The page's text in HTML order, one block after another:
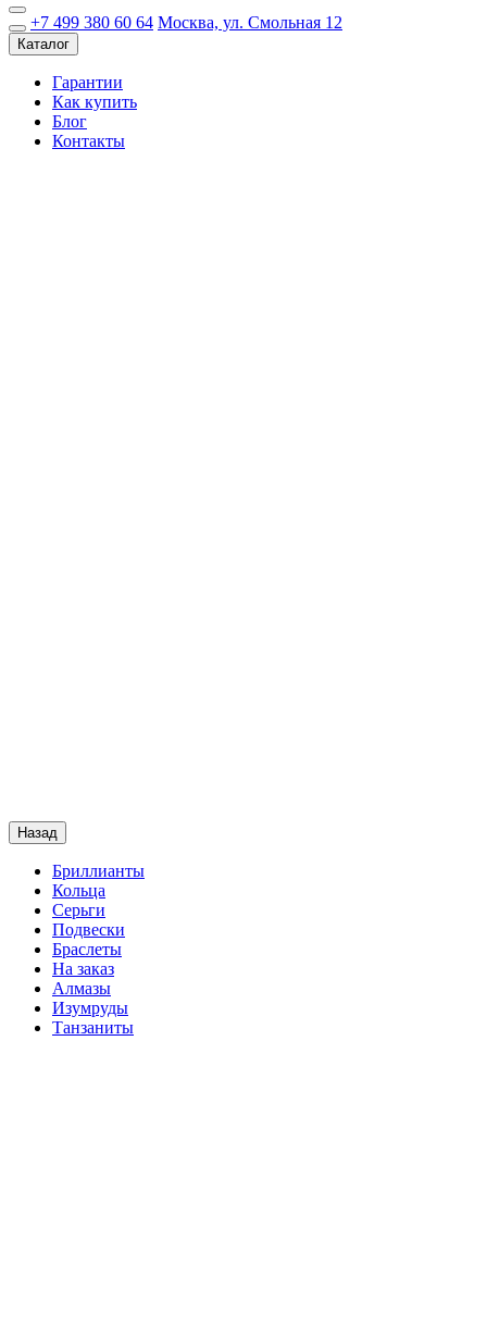
+7 499 380 60 64 Москва, ул. Смольная 12
Каталог
Гарантии
Как купить
Блог
Контакты
Назад
Бриллианты
Кольца
Серьги
Подвески
Браслеты
На заказ
Алмазы
Изумруды
Танзаниты